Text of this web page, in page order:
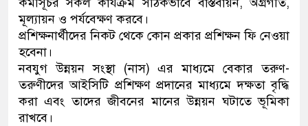
মূল্যায়ন ও পর্যবেক্ষণ করবে।
প্রশিক্ষনার্থীদের নিকট থেকে কোন প্রকার প্রশিক্ষন ফি নেওয়া
হবেনা।
নবযুগ উন্নয়ন সংস্থা (নাস) এর মাধ্যমে বেকার তরুণ-
তরুণীদের আইসিটি প্রশিক্ষণ প্রদানের মাধ্যমে দক্ষতা বৃদ্ধি
করা এবং তাদের জীবনের মানের উন্নয়ন ঘটাতে ভূমিকা
রাখবে।